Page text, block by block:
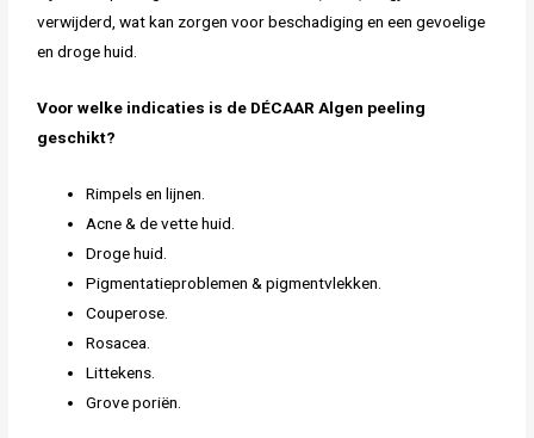
verwijderd, wat kan zorgen voor beschadiging en een gevoelige
en droge huid.
Voor welke indicaties is de DÉCAAR Algen peeling
geschikt?
Rimpels en lijnen.
Acne & de vette huid.
Droge huid.
Pigmentatieproblemen & pigmentvlekken.
Couperose.
Rosacea.
Littekens.
Grove poriën.